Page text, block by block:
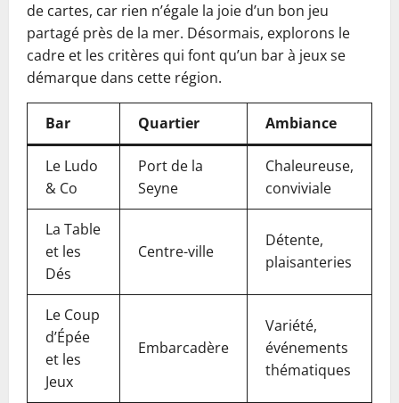
de cartes, car rien n’égale la joie d’un bon jeu
partagé près de la mer. Désormais, explorons le
cadre et les critères qui font qu’un bar à jeux se
démarque dans cette région.
Bar Quartier Ambiance
Le Ludo
& Co
Port de la
Seyne
Chaleureuse,
conviviale
La Table
et les
Dés
Centre-ville
Détente,
plaisanteries
Le Coup
d’Épée
et les
Jeux
Embarcadère
Variété,
événements
thématiques